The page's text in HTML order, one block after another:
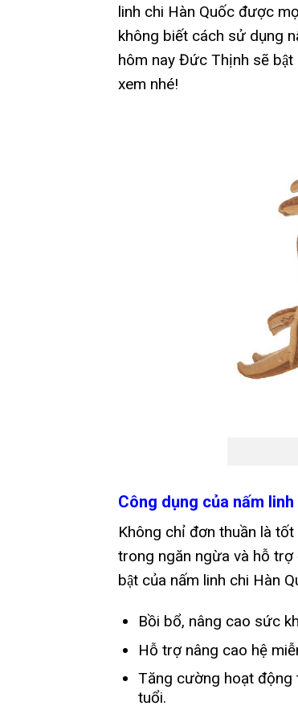
linh chi Hàn Quốc được
không biết cách sử dụng
hôm nay Đức Thịnh sẽ bật
xem nhé!
Công dụng của nấm
Không chỉ đơn thuần là
trong ngăn ngừa và hỗ trợ
bật của nấm linh chi Hàn
Bồi bổ, nâng cao sức
Hỗ trợ nâng cao hệ
Tăng cường hoạt
tuổi.